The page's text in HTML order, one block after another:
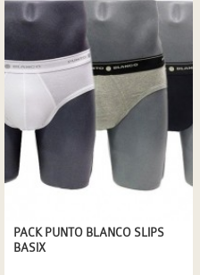
PACK PUNTO BLANCO SLIPS
BASIX